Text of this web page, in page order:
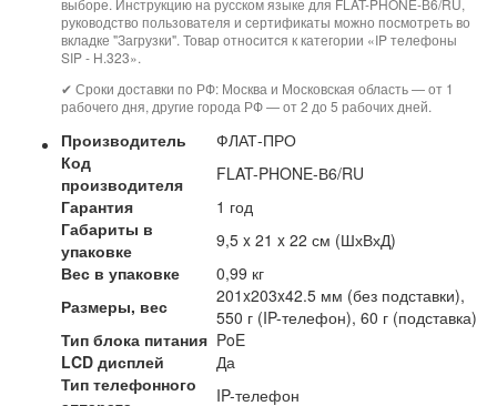
руководство пользователя и сертификаты можно посмотреть во
вкладке "Загрузки". Товар относится к категории «IP телефоны
SIP - H.323».
✔ Сроки доставки по РФ: Москва и Московская область — от 1
рабочего дня, другие города РФ — от 2 до 5 рабочих дней.
Производитель
ФЛАТ-ПРО
Код
производителя
FLAT-PHONE-В6/RU
Гарантия
1 год
Габариты в
упаковке
9,5 x 21 x 22 см (ШхВхД)
Вес в упаковке
0,99 кг
Размеры, вес
201x203x42.5 мм (без подставки),
550 г (IP-телефон), 60 г (подставка)
Тип блока питания PoE
LCD дисплей
Да
Тип телефонного
IP-телефон